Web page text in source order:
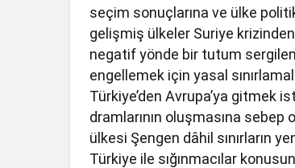
seçim sonuçlarına ve ülke
gelişmiş ülkeler Suriye krizinden
negatif yönde bir tutum
engellemek için yasal
Türkiye’den Avrupa’ya gitmek
dramlarının oluşmasına
ülkesi Şengen dâhil sınırların
Türkiye ile sığınmacılar